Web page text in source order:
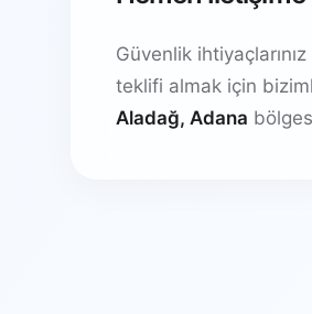
Güvenlik
teklifi almak için
Aladağ, Adana